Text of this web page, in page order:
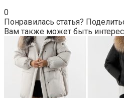
0
Понравилась статья?
Вам также может быть